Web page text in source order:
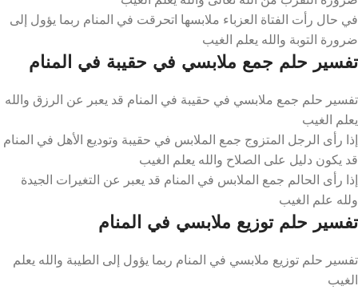
في حال رأت الفتاة العزباء ملابسها اتحرقت في المنام ربما يؤول إلى
ضرورة التوبة والله يعلم الغيب
تفسير حلم جمع ملابسي في حقيبة في المنام
تفسير حلم جمع ملابسي في حقيبة في المنام قد يعبر عن الرزق والله
يعلم الغيب
إذا رأى الرجل المتزوج جمع الملابس في حقيبة وتوديع الأهل في المنام
قد يكون دليل على الصلاح والله يعلم الغيب
إذا رأى الحالم جمع الملابس في المنام قد يعبر عن التغيرات الجيدة
ولله علم الغيب
تفسير حلم توزيع ملابسي في المنام
تفسير حلم توزيع ملابسي في المنام ربما يؤول إلى الطيبة والله يعلم
الغيب